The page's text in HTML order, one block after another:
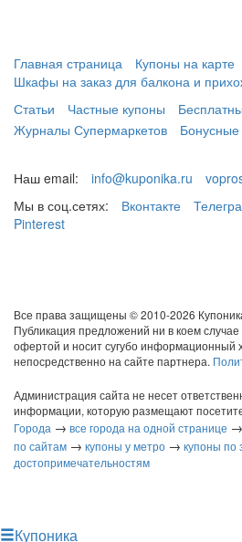
Главная страница Купоны на карте
Шкафы на заказ для балкона и
Статьи
Частные купоны
Журналы Супермаркетов
Бонусные
Наш email: info@kuponika.ru
Мы в соц.сетях:
Вконтакте
Pinterest
Все права защищены © 2010-2026
Публикация предложений ни в коем
офертой и носит сугубо информационный
непосредственно на сайте партнера.
Администрация сайта не несет
информации, которую размещают
Города → все города на одной странице →
по сайтам → купоны у метро → купоны по
достопримечательностям
Купоника